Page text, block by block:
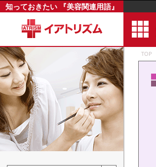
知っておきたい 『美容関連用語』
TOP